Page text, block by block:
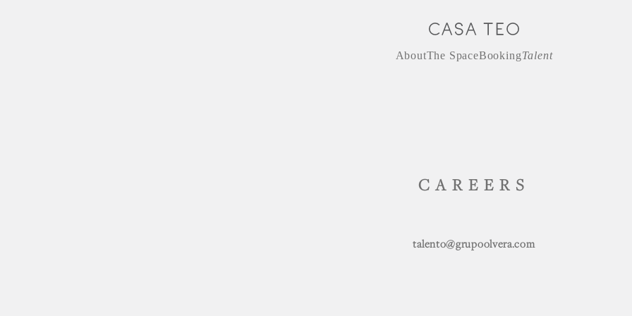
AboutThe SpaceBookingTalent
CAREERS
talento@grupoolvera.com